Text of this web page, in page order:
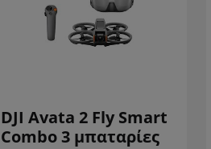
DJI Avata 2 Fly Smart
Combo 3 μπαταρίες